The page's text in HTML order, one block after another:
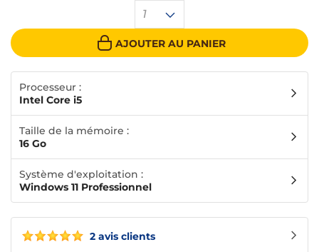
2 avis clients
1
AJOUTER AU PANIER
Processeur :
Intel Core i5
Taille de la mémoire :
16 Go
Système d'exploitation :
Windows 11 Professionnel